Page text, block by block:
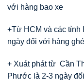
với hàng bao xe
+Từ HCM và các tỉnh
ngày đối với hàng
+ Xuát phát từ Cần
Phước là 2-3 ngày